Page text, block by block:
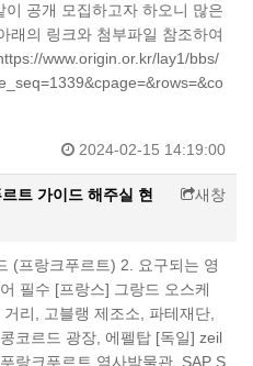
공개 모집하고자 하오니 많은
래의 링크와 첨부파일 참조하여
www.origin.or.kr/lay1/bbs/
2024-02-15 14:19:00
트 가이드 해주실 현
새창
(프랑크푸르트) 2. 요구되는 영
필수 [프랑스] 그랑드 오스케
리, 고블랭 제조소, 파테재단,
코르드 광장, 에펠탑 [독일] zeil
랑크푸르트 역사박물관, SAP S